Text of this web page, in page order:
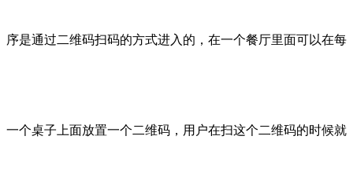
序是通过二维码扫码的方式进入的，在一个餐厅里面可以在每
一个桌子上面放置一个二维码，用户在扫这个二维码的时候就